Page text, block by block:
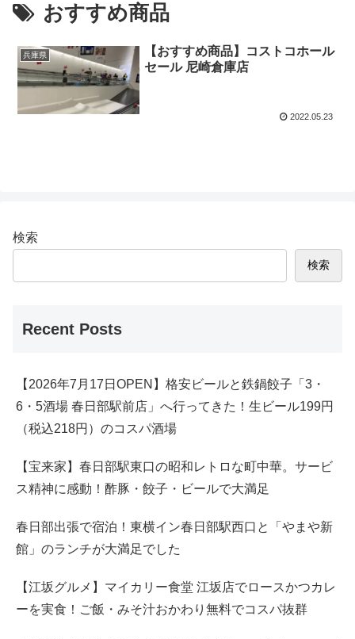
おすすめ商品
兵庫県
【おすすめ商品】コストコホール
セール 尼崎倉庫店
2022.05.23
検索
検索
Recent Posts
【2026年7月17日OPEN】格安ビールと鉄鍋餃子「3・
6・5酒場 春日部駅前店」へ行ってきた！生ビール199円
（税込218円）のコスパ酒場
【宝来家】春日部駅東口の昭和レトロな町中華。サービ
ス精神に感動！酢豚・餃子・ビールで大満足
春日部出張で宿泊！東横イン春日部駅西口と「やまや新
館」のランチが大満足でした
【江坂グルメ】マイカリー食堂 江坂店でロースかつカレ
ーを実食！ご飯・みそ汁おかわり無料でコスパ抜群